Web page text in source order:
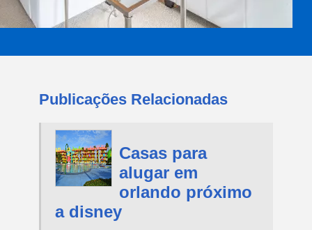
Publicações Relacionadas
Casas para
alugar em
orlando próximo
a disney